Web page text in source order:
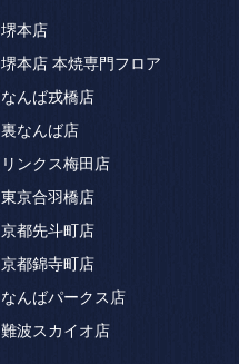
堺本店
堺本店 本焼専門フロア
なんば戎橋店
裏なんば店
リンクス梅田店
東京合羽橋店
京都先斗町店
京都錦寺町店
なんばパークス店
難波スカイオ店